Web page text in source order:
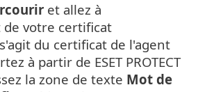
et allez à
de votre certificat
du certificat de l'agent
à partir de ESET PROTECT
la zone de texte Mot de